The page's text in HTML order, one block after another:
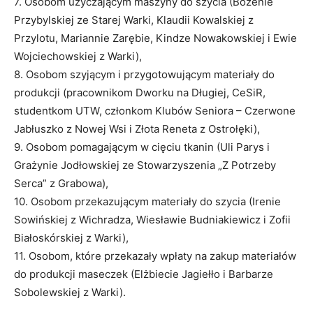
Przybylskiej ze Starej Warki, Klaudii Kowalskiej z
Przylotu, Mariannie Zarębie, Kindze Nowakowskiej i Ewie
Wojciechowskiej z Warki),
8. Osobom szyjącym i przygotowującym materiały do
produkcji (pracownikom Dworku na Długiej, CeSiR,
studentkom UTW, członkom Klubów Seniora – Czerwone
Jabłuszko z Nowej Wsi i Złota Reneta z Ostrołęki),
9. Osobom pomagającym w cięciu tkanin (Uli Parys i
Grażynie Jodłowskiej ze Stowarzyszenia „Z Potrzeby
Serca” z Grabowa),
10. Osobom przekazującym materiały do szycia (Irenie
Sowińskiej z Wichradza, Wiesławie Budniakiewicz i Zofii
Białoskórskiej z Warki),
11. Osobom, które przekazały wpłaty na zakup materiałów
do produkcji maseczek (Elżbiecie Jagiełło i Barbarze
Sobolewskiej z Warki).